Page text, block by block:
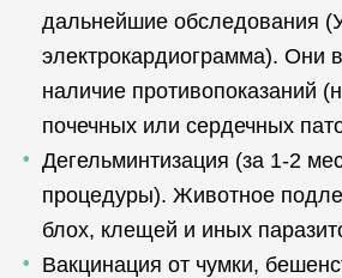
дальнейшие обследования
электрокардиограмма). Они
наличие противопоказаний
почечных или сердечных
Дегельминтизация (за 1-2
процедуры). Животное
блох, клещей и иных
Вакцинация от чумки,